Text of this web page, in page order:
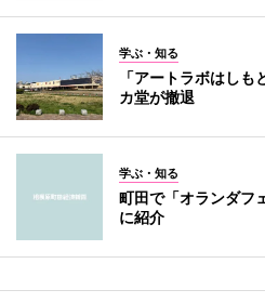
学ぶ・知る
「アートラボはし
カ堂が撤退
学ぶ・知る
町田で「オランダ
に紹介